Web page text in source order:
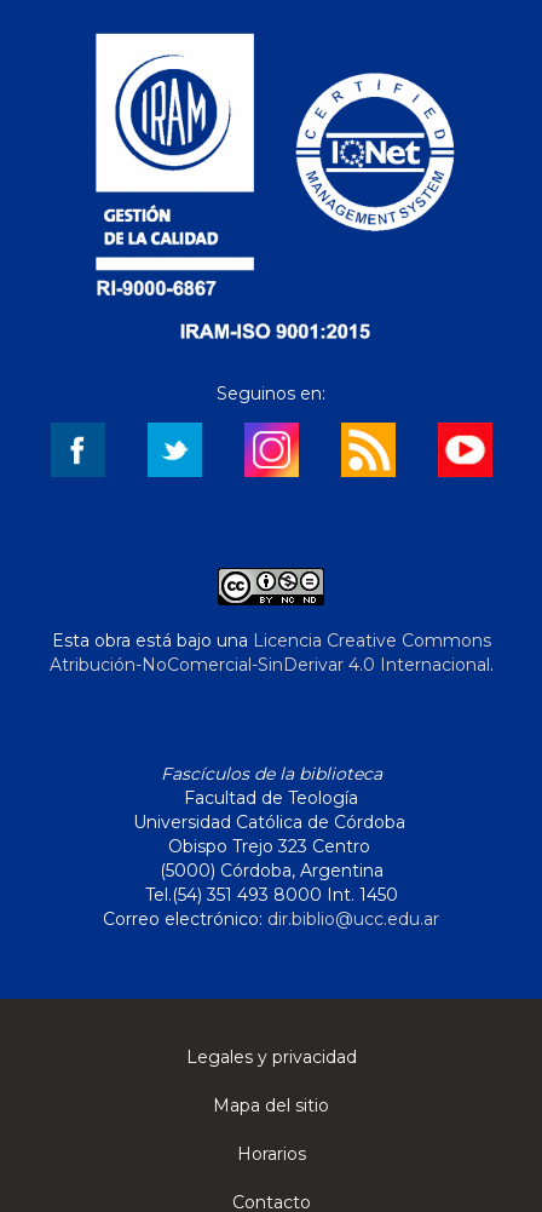
Seguinos en:
Esta obra está bajo una Licencia Creative Commons
Atribución-NoComercial-SinDerivar 4.0 Internacional.
Fascículos de la biblioteca
Facultad de Teología
Universidad Católica de Córdoba
Obispo Trejo 323 Centro
(5000) Córdoba, Argentina
Tel.(54) 351 493 8000 Int. 1450
Correo electrónico: dir.biblio@ucc.edu.ar
Legales y privacidad
Mapa del sitio
Horarios
Contacto